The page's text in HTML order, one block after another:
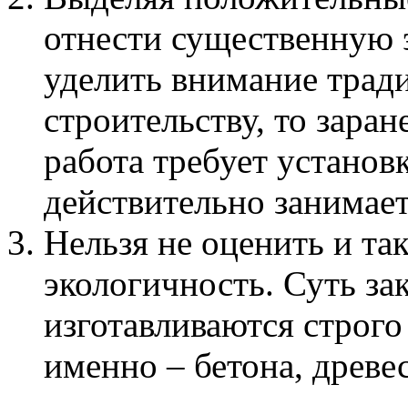
отнести
уделить внимание
строительству, то
работа требует
действительно
Нельзя не оценить и
экологичность. Суть
изготавливаются
именно – бетона,